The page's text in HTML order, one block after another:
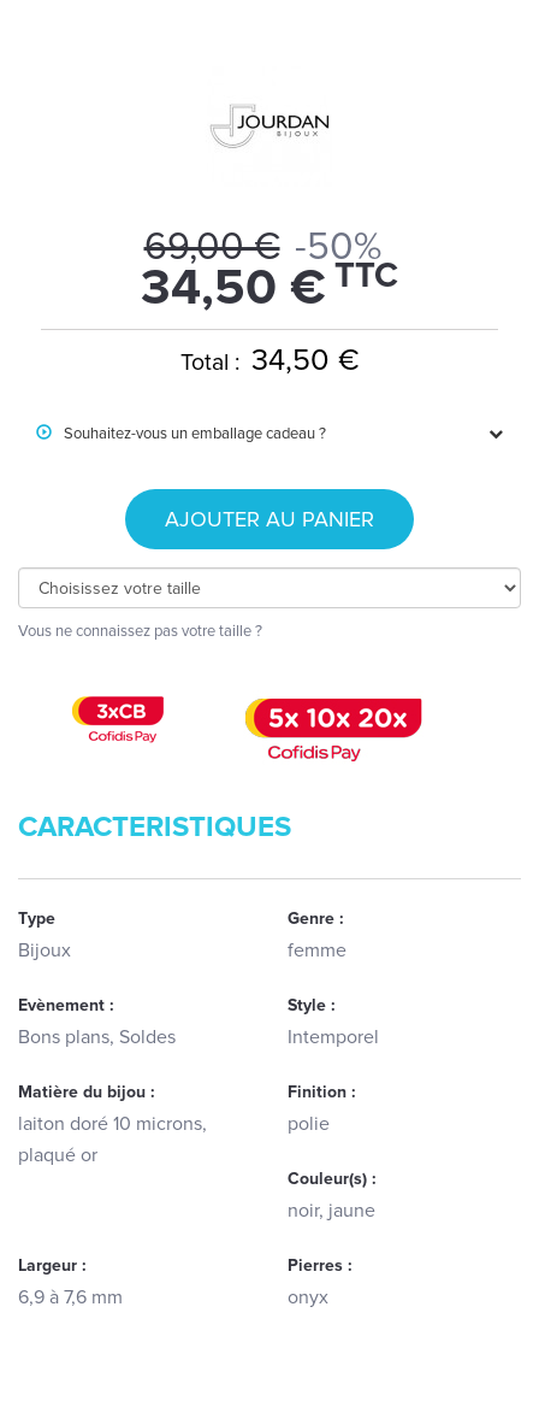
69,00 € -50%
34,50 € TTC
Total : 34,50 €
Souhaitez-vous un emballage cadeau ?
AJOUTER AU PANIER
Vous ne connaissez pas votre taille ?
CARACTERISTIQUES
Type
Bijoux
Genre :
femme
Evènement :
Bons plans, Soldes
Style :
Intemporel
Matière du bijou :
laiton doré 10 microns,
plaqué or
Finition :
polie
Couleur(s) :
noir, jaune
Largeur :
6,9 à 7,6 mm
Pierres :
onyx